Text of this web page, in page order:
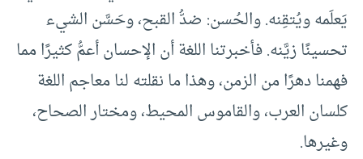
يَعلَمه ويُتقِنه. والحُسن: ضدُّ القبح، وحَسَّن الشيء
تحسينًا زيَّنه. فأخبرتنا اللغة أن الإحسان أعمُّ كثيرًا مما
فهمنا دهرًا من الزمن، وهذا ما نقلته لنا معاجم اللغة
كلسان العرب، والقاموس المحيط، ومختار الصحاح،
وغيرها.